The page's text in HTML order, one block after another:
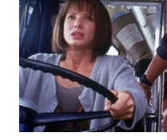
WN
SIMALUNGUN
WN
LABUHANBATU
WN